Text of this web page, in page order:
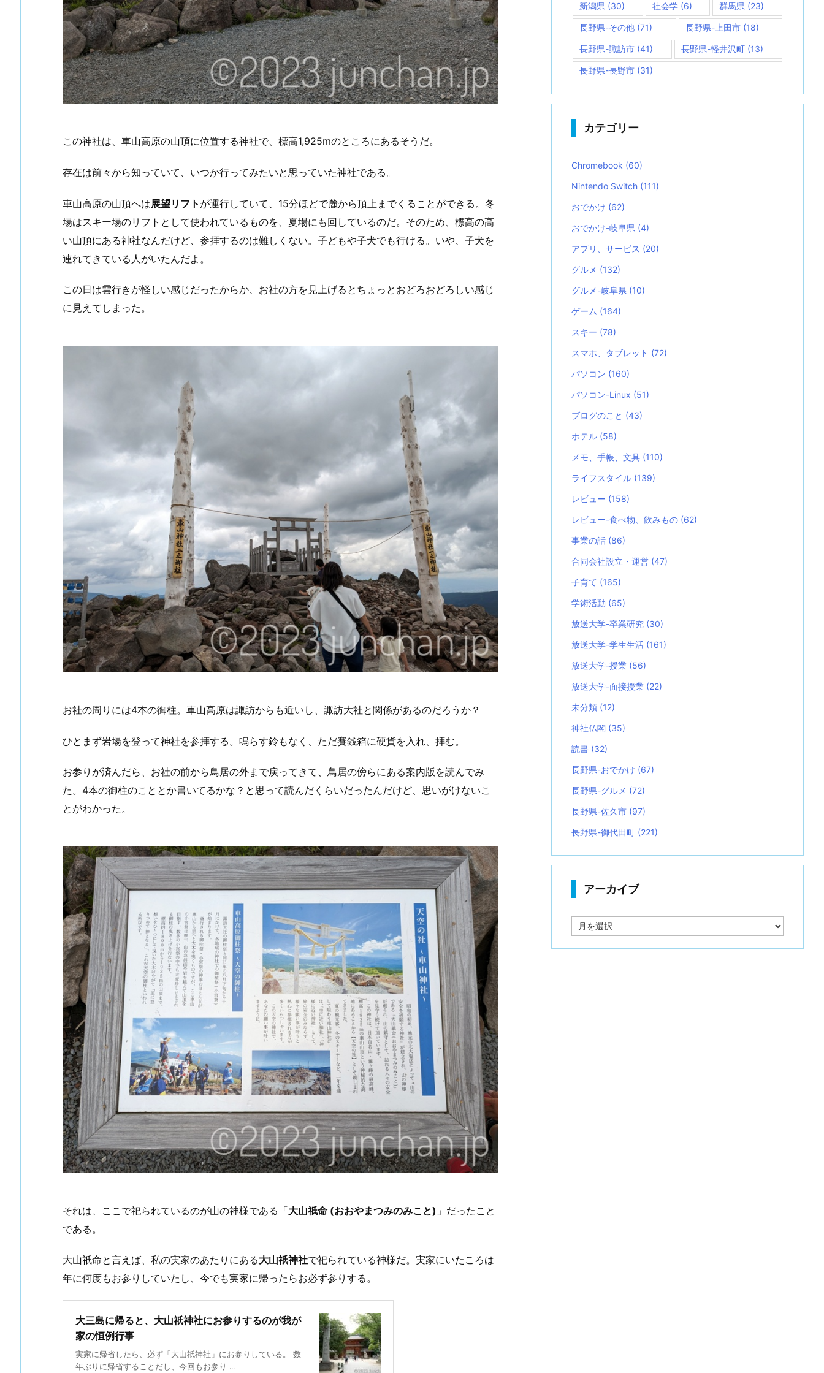
この神社は、車山高原の山頂に位置する神社で、標高1,925mのところにあるそうだ。
存在は前々から知っていて、いつか行ってみたいと思っていた神社である。
車山高原の山頂へは展望リフト が運行していて、15分ほどで麓から頂上までくることができる。冬
場はスキー場のリフトとして使われているものを、夏場にも回しているのだ。そのため、標高の高
い山頂にある神社なんだけど、参拝するのは難しくない。子どもや子犬でも行ける。いや、子犬を
連れてきている人がいたんだよ。
この日は雲行きが怪しい感じだったからか、お社の方を見上げるとちょっとおどろおどろしい感じ
に見えてしまった。
お社の周りには4本の御柱。車山高原は諏訪からも近いし、諏訪大社と関係があるのだろうか？
ひとまず岩場を登って神社を参拝する。鳴らす鈴もなく、ただ賽銭箱に硬貨を入れ、拝む。
お参りが済んだら、お社の前から鳥居の外まで戻ってきて、鳥居の傍らにある案内版を読んでみ
た。4本の御柱のこととか書いてるかな？と思って読んだくらいだったんだけど、思いがけないこ
とがわかった。
それは、ここで祀られているのが山の神様である「大山祇命 (おおやまつみのみこと) 」だったこと
である。
大山祇命と言えば、私の実家のあたりにある大山祇神社で祀られている神様だ。実家にいたころは
年に何度もお参りしていたし、今でも実家に帰ったらお必ず参りする。
大三島に帰ると、大山祇神社にお参りするのが我が
家の恒例行事
実家に帰省したら、必ず「大山祇神社」にお参りしている。 数
年ぶりに帰省することだし、今回もお参り ...
新潟県 (30) 社会学(6) 群馬県 (23)
長野県-その他 (71) 長野県-上田市(18)
長野県-諏訪市 (41) 長野県-軽井沢町 (13)
長野県-長野市 (31)
カテゴリー
Chromebook (60)
Nintendo Switch (111)
おでかけ (62)
おでかけ-岐阜県 (4)
アプリ、サービス (20)
グルメ (132)
グルメ-岐阜県 (10)
ゲーム (164)
スキー (78)
スマホ、タブレット (72)
パソコン (160)
パソコン-Linux (51)
ブログのこと (43)
ホテル (58)
メモ、手帳、文具 (110)
ライフスタイル (139)
レビュー (158)
レビュー-食べ物、飲みもの (62)
事業の話 (86)
合同会社設立・運営 (47)
子育て (165)
学術活動 (65)
放送大学-卒業研究 (30)
放送大学-学生生活 (161)
放送大学-授業 (56)
放送大学-面接授業 (22)
未分類 (12)
神社仏閣 (35)
読書 (32)
長野県-おでかけ (67)
長野県-グルメ (72)
長野県-佐久市 (97)
長野県-御代田町 (221)
アーカイブ
ー